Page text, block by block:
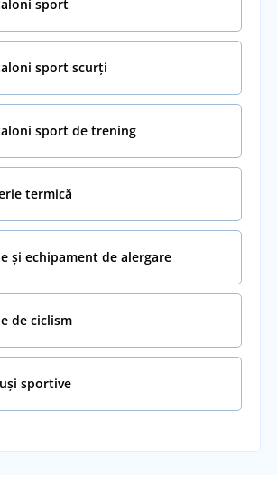
sport
sport scurți
sport de trening
termică
și echipament de alergare
de ciclism
sportive